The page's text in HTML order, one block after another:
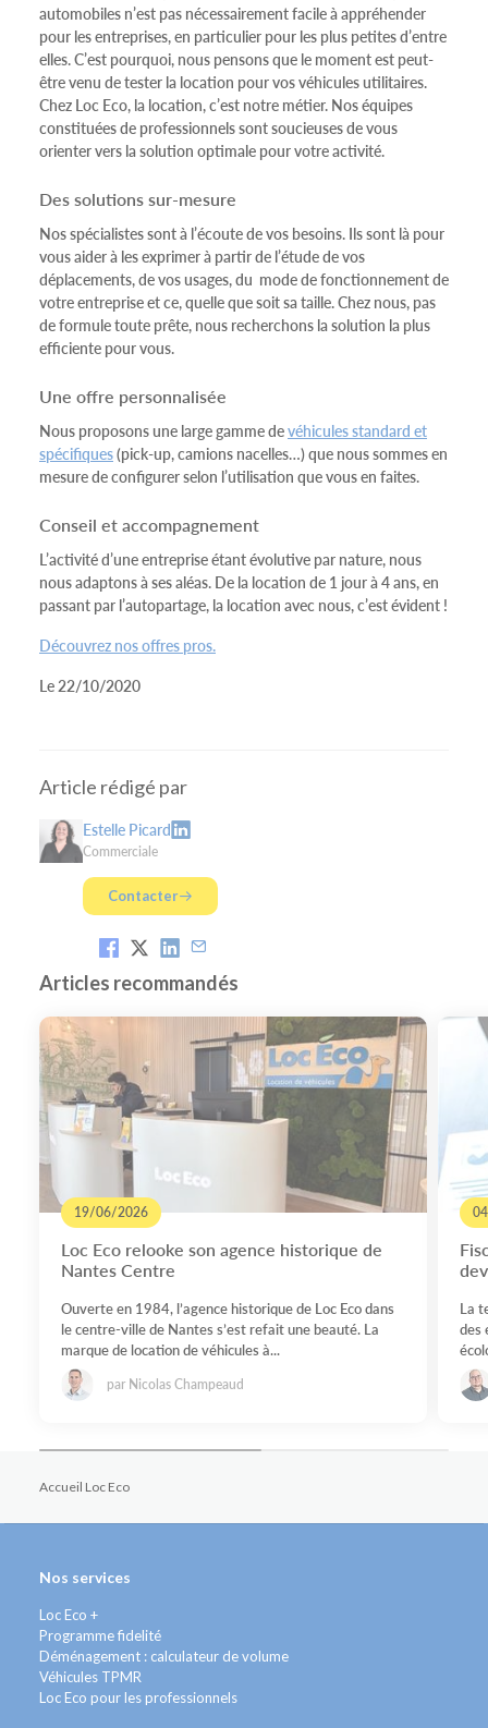
automobiles n’est pas nécessairement facile à appréhender
pour les entreprises, en particulier pour les plus petites d’entre
elles. C’est pourquoi, nous pensons que le moment est peut-
être venu de tester la location pour vos véhicules utilitaires.
Chez Loc Eco, la location, c’est notre métier. Nos équipes
constituées de professionnels sont soucieuses de vous
orienter vers la solution optimale pour votre activité.
Des solutions sur-mesure
Nos spécialistes sont à l’écoute de vos besoins. Ils sont là pour
vous aider à les exprimer à partir de l’étude de vos
déplacements, de vos usages, du mode de fonctionnement de
votre entreprise et ce, quelle que soit sa taille. Chez nous, pas
de formule toute prête, nous recherchons la solution la plus
efficiente pour vous.
Une offre personnalisée
Nous proposons une large gamme devéhicules standard et
spécifiques(pick-up, camions nacelles…) que nous sommes en
mesure de configurer selon l’utilisation que vous en faites.
Conseil et accompagnement
L’activité d’une entreprise étant évolutive par nature, nous
nous adaptons à ses aléas. De la location de 1 jour à 4 ans, en
passant par l’autopartage, la location avec nous, c’est évident !
Découvrez nos offres pros.
Le 22/10/2020
Article rédigé par
Estelle Picard
Commerciale
Contacter
Articles recommandés
19/06/2026
Loc Eco relooke son agence historique de
Nantes Centre
Ouverte en 1984, l’agence historique de Loc Eco dans
le centre-ville de Nantes s’est refait une beauté. La
marque de location de véhicules à...
par Nicolas Champeaud
La
des
Accueil Loc Eco
Nos services
Loc Eco +
Programme fidelité
Déménagement : calculateur de volume
Véhicules TPMR
Loc Eco pour les professionnels